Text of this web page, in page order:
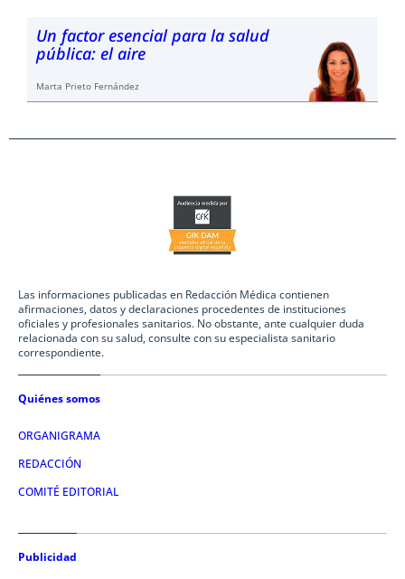
Un factor esencial para la salud
pública: el aire
Marta Prieto Fernández
Las informaciones publicadas en Redacción Médica contienen
afirmaciones, datos y declaraciones procedentes de instituciones
oficiales y profesionales sanitarios. No obstante, ante cualquier duda
relacionada con su salud, consulte con su especialista sanitario
correspondiente.
Quiénes somos
ORGANIGRAMA
REDACCIÓN
COMITÉ EDITORIAL
Publicidad